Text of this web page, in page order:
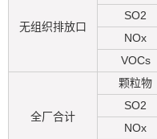
无组织排放口
SO2
NOx
VOCs
全厂合计
颗粒物
SO2
NOx